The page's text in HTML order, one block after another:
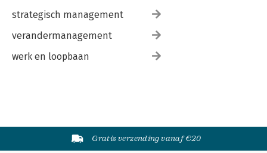
strategisch management
verandermanagement
werk en loopbaan
Gratis verzending vanaf €20